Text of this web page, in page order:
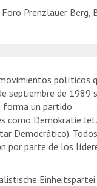
Prenzlauer Berg,
políticos
septiembre de 1989
forma un partido
como Demokratie
Democrático). Todos
por parte de los
Einheitspartei